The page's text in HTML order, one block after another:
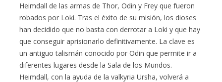
Heimdall de las armas de Thor, Odin y Frey que fueron
robados por Loki. Tras el éxito de su misión, los dioses
han decidido que no basta con derrotar a Loki y que hay
que conseguir aprisionarlo definitivamente. La clave es
un antiguo talismán conocido por Odin que permite ir a
diferentes lugares desde la Sala de los Mundos.
Heimdall, con la ayuda de la valkyria Ursha, volverá a